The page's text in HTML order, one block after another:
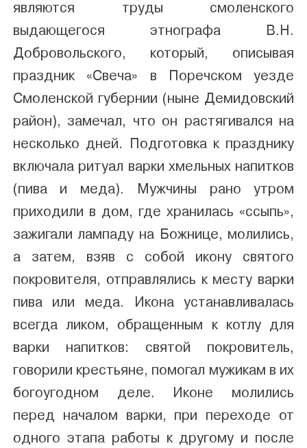
являются труды смоленского
выдающегося этнографа В.Н.
Добровольского, который, описывая
праздник «Свеча» в Поречском уезде
Смоленской губернии (ныне Демидовский
район), замечал, что он растягивался на
несколько дней. Подготовка к празднику
включала ритуал варки хмельных напитков
(пива и меда). Мужчины рано утром
приходили в дом, где хранилась «ссыпь»,
зажигали лампаду на Божнице, молились,
а затем, взяв с собой икону святого
покровителя, отправлялись к месту варки
пива или меда. Икона устанавливалась
всегда ликом, обращенным к котлу для
варки напитков: святой покровитель,
говорили крестьяне, помогал мужикам в их
богоугодном деле. Иконе молились
перед началом варки, при переходе от
одного этапа работы к другому и после